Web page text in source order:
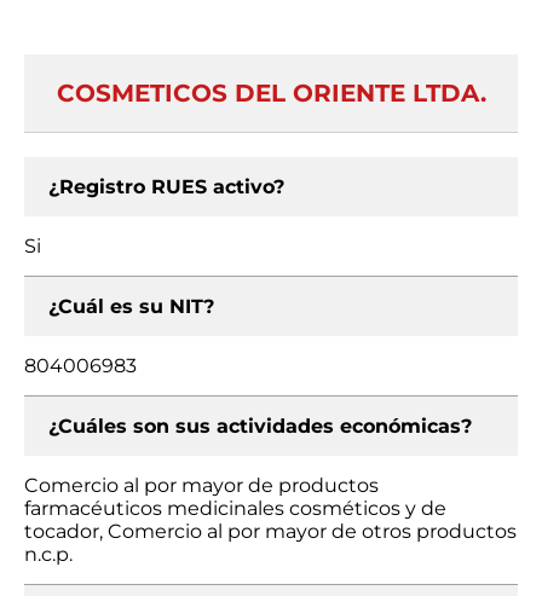
COSMETICOS DEL ORIENTE LTDA.
¿Registro RUES activo?
Si
¿Cuál es su NIT?
804006983
¿Cuáles son sus actividades económicas?
Comercio al por mayor de productos
farmacéuticos medicinales cosméticos y de
tocador, Comercio al por mayor de otros productos
n.c.p.